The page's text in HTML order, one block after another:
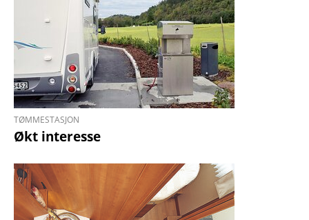
TØMMESTASJON
Økt interesse